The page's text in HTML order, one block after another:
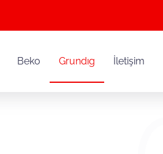
Beko Grundıg İletişim